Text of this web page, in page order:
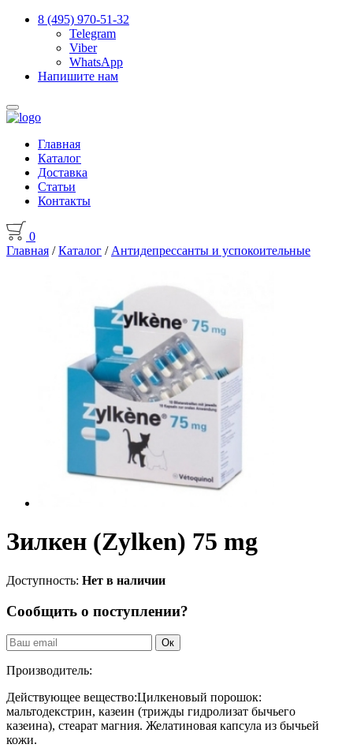
8 (495) 970-51-32
Telegram
Viber
WhatsApp
Напишите нам
Главная
Каталог
Доставка
Статьи
Контакты
0
Главная /Каталог / Антидепрессанты и успокоительные
Зилкен (Zylken) 75 mg
Доступность: Нет в наличии
Сообщить о поступлении?
Ок
Производитель:
Действующее вещество:Цилкеновый порошок:
мальтодекстрин, казеин (трижды гидролизат бычьего
казеина), стеарат магния. Желатиновая капсула из бычьей
кожи.